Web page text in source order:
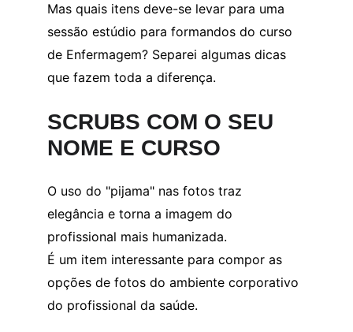
Mas quais itens deve-se levar para uma
sessão estúdio para formandos do curso
de Enfermagem? Separei algumas dicas
que fazem toda a diferença.
SCRUBS COM O SEU
NOME E CURSO
O uso do "pijama" nas fotos traz
elegância e torna a imagem do
profissional mais humanizada.
É um item interessante para compor as
opções de fotos do ambiente corporativo
do profissional da saúde.